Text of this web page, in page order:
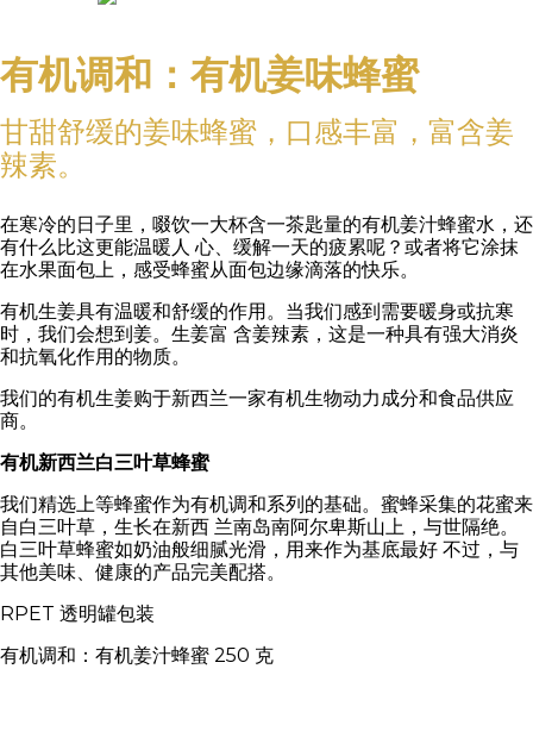
有机调和：有机姜味蜂蜜
甘甜舒缓的姜味蜂蜜，口感丰富，富含姜
辣素。
在寒冷的日子里，啜饮一大杯含一茶匙量的有机姜汁蜂蜜水，还
有什么比这更能温暖人 心、缓解一天的疲累呢？或者将它涂抹
在水果面包上，感受蜂蜜从面包边缘滴落的快乐。
有机生姜具有温暖和舒缓的作用。当我们感到需要暖身或抗寒
时，我们会想到姜。生姜富 含姜辣素，这是一种具有强大消炎
和抗氧化作用的物质。
我们的有机生姜购于新西兰一家有机生物动力成分和食品供应
商。
有机新西兰白三叶草蜂蜜
我们精选上等蜂蜜作为有机调和系列的基础。蜜蜂采集的花蜜来
自白三叶草，生长在新西 兰南岛南阿尔卑斯山上，与世隔绝。
白三叶草蜂蜜如奶油般细腻光滑，用来作为基底最好 不过，与
其他美味、健康的产品完美配搭。
RPET 透明罐包装
有机调和：有机姜汁蜂蜜 250 克